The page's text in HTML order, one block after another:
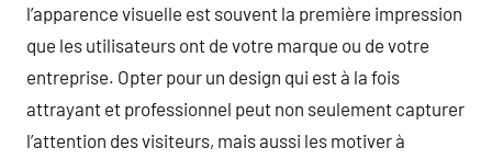
l’apparence visuelle est souvent la première impression
que les utilisateurs ont de votre marque ou de votre
entreprise. Opter pour un design qui est à la fois
attrayant et professionnel peut non seulement capturer
l’attention des visiteurs, mais aussi les motiver à